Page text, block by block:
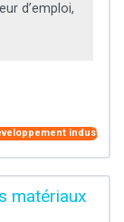
d’emploi,
industriel
matériaux